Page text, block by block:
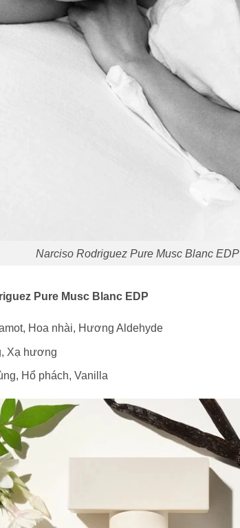
Narciso Rodriguez Pure Musc Blanc EDP
Pure Musc Blanc EDP
Hoa nhài, Hương Aldehyde
Xạ hương
Hổ phách, Vanilla